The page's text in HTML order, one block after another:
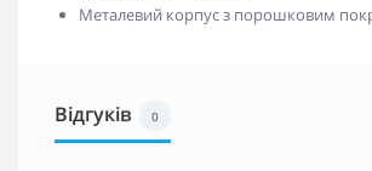
Металевий корпус з порошковим
Відгуків 0